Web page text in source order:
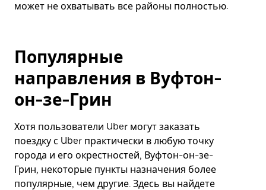
может не охватывать все районы полностью.
Популярные
направления в Вуфтон-
он-зе-Грин
Хотя пользователи Uber могут заказать
поездку с Uber практически в любую точку
города и его окрестностей, Вуфтон-он-зе-
Грин, некоторые пункты назначения более
популярные, чем другие. Здесь вы найдете